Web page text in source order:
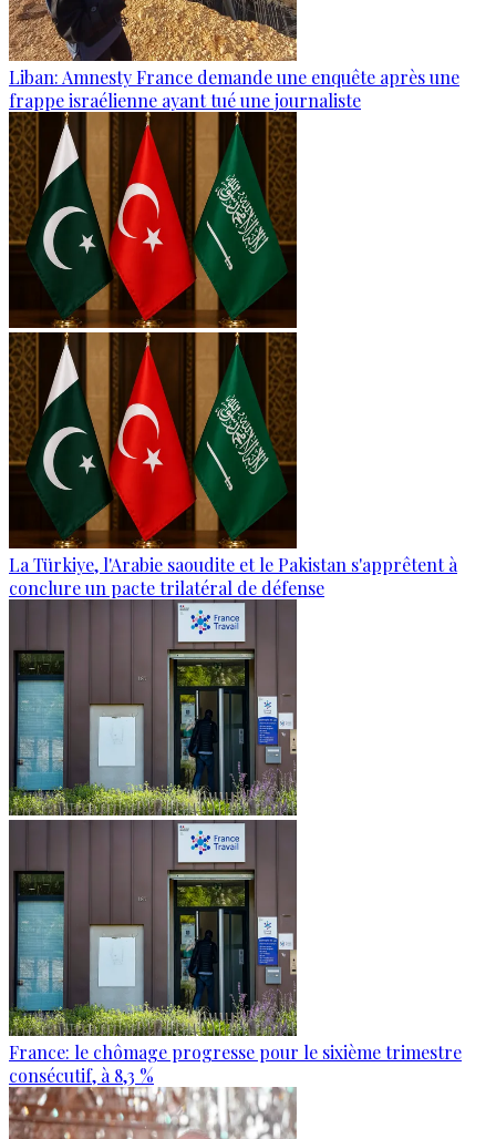
Liban: Amnesty France demande une enquête après une
frappe israélienne ayant tué une journaliste
La Türkiye, l'Arabie saoudite et le Pakistan s'apprêtent à
conclure un pacte trilatéral de défense
France: le chômage progresse pour le sixième trimestre
consécutif, à 8,3 %